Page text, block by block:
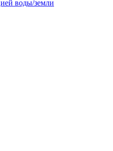
воды/земли